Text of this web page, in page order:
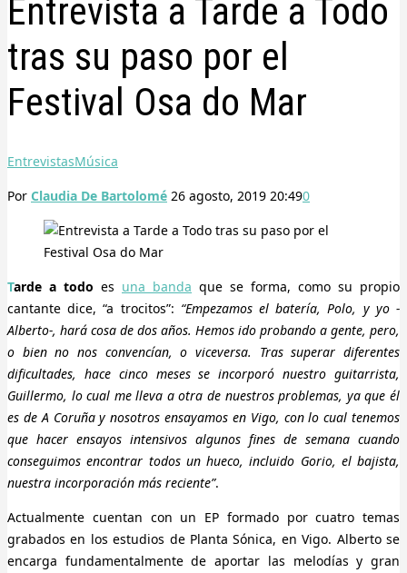
Entrevista a Tarde a Todo
tras su paso por el
Festival Osa do Mar
EntrevistasMúsica
Por Claudia De Bartolomé 26 agosto, 2019 20:490
Tarde a todo es una banda que se forma, como su propio
cantante dice, “a trocitos”: “Empezamos el batería, Polo, y yo -
Alberto-, hará cosa de dos años. Hemos ido probando a gente, pero,
o bien no nos convencían, o viceversa. Tras superar diferentes
dificultades, hace cinco meses se incorporó nuestro guitarrista,
Guillermo, lo cual me lleva a otra de nuestros problemas, ya que él
es de A Coruña y nosotros ensayamos en Vigo, con lo cual tenemos
que hacer ensayos intensivos algunos fines de semana cuando
conseguimos encontrar todos un hueco, incluido Gorio, el bajista,
nuestra incorporación más reciente”.
Actualmente cuentan con un EP formado por cuatro temas
grabados en los estudios de Planta Sónica, en Vigo. Alberto se
encarga fundamentalmente de aportar las melodías y gran